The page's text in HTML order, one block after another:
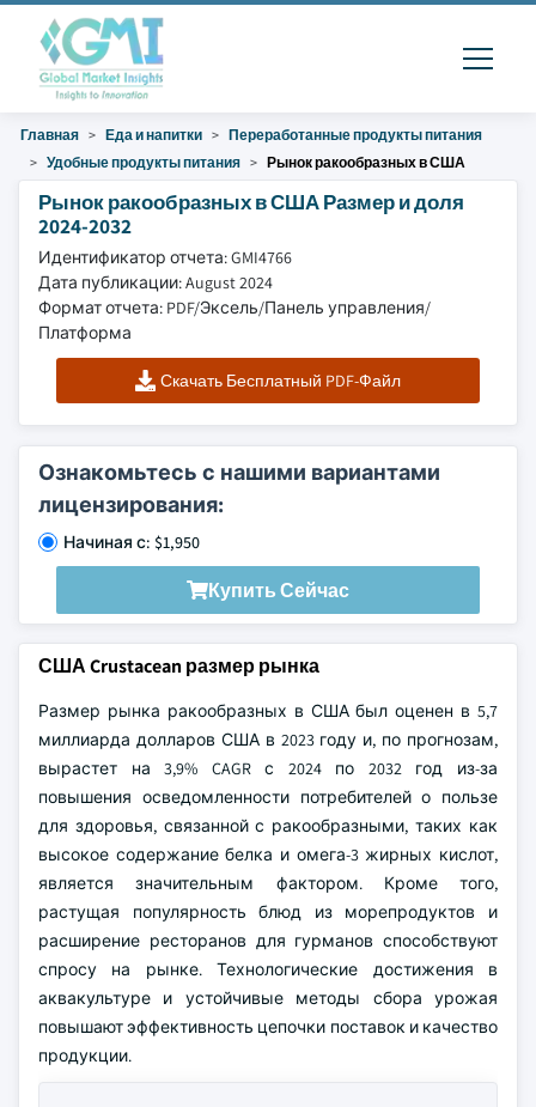
Главная Еда и напитки
Переработанные продукты питания
Удобные продукты питания
Рынок ракообразных в США
Рынок ракообразных в США Размер и доля
2024-2032
Идентификатор отчета: GMI4766
Дата публикации: August 2024
Формат отчета: PDF/Эксель/Панель управления/
Платформа
Скачать Бесплатный PDF-Файл
Ознакомьтесь с нашими вариантами
лицензирования:
Начиная с: $1,950
Купить Сейчас
США Crustacean размер рынка
Размер рынка ракообразных в США был оценен в 5,7
миллиарда долларов США в 2023 году и, по прогнозам,
вырастет на 3,9% CAGR с 2024 по 2032 год из-за
повышения осведомленности потребителей о пользе
для здоровья, связанной с ракообразными, таких как
высокое содержание белка и омега-3 жирных кислот,
является значительным фактором. Кроме того,
растущая популярность блюд из морепродуктов и
расширение ресторанов для гурманов способствуют
спросу на рынке. Технологические достижения в
аквакультуре и устойчивые методы сбора урожая
повышают эффективность цепочки поставок и качество
продукции.